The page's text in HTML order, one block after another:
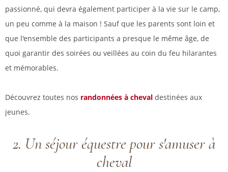
passionné, qui devra également participer à la vie sur le camp,
un peu comme à la maison ! Sauf que les parents sont loin et
que l'ensemble des participants a presque le même âge, de
quoi garantir des soirées ou veillées au coin du feu hilarantes
et mémorables.
Découvrez toutes nos randonnées à cheval destinées aux
jeunes.
2. Un séjour équestre pour s'amuser à
cheval